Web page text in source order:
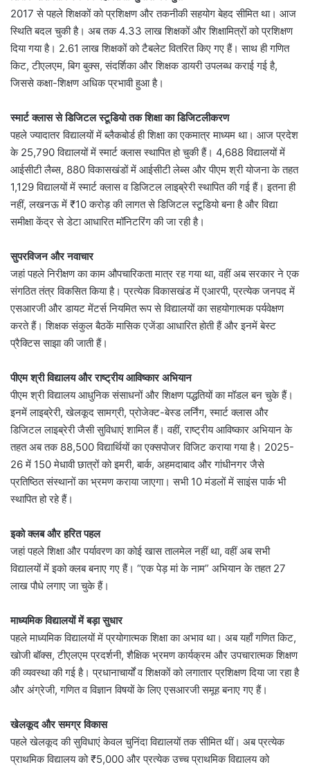
2017 से पहले शिक्षकों को प्रशिक्षण और तकनीकी सहयोग बेहद सीमित था। आज
स्थिति बदल चुकी है। अब तक 4.33 लाख शिक्षकों और शिक्षामित्रों को प्रशिक्षण
दिया गया है। 2.61 लाख शिक्षकों को टैबलेट वितरित किए गए हैं। साथ ही गणित
किट, टीएलएम, बिग बुक्स, संदर्शिका और शिक्षक डायरी उपलब्ध कराई गई है,
जिससे कक्षा-शिक्षण अधिक प्रभावी हुआ है।
स्मार्ट क्लास से डिजिटल स्टूडियो तक शिक्षा का डिजिटलीकरण
पहले ज्यादातर विद्यालयों में ब्लैकबोर्ड ही शिक्षा का एकमात्र माध्यम था। आज प्रदेश
के 25,790 विद्यालयों में स्मार्ट क्लास स्थापित हो चुकी हैं। 4,688 विद्यालयों में
आईसीटी लैब्स, 880 विकासखंडों में आईसीटी लेब्स और पीएम श्री योजना के तहत
1,129 विद्यालयों में स्मार्ट क्लास व डिजिटल लाइब्रेरी स्थापित की गई हैं। इतना ही
नहीं, लखनऊ में ₹10 करोड़ की लागत से डिजिटल स्टूडियो बना है और विद्या
समीक्षा केंद्र से डेटा आधारित मॉनिटरिंग की जा रही है।
सुपरविजन और नवाचार
जहां पहले निरीक्षण का काम औपचारिकता मात्र रह गया था, वहीं अब सरकार ने एक
संगठित तंत्र विकसित किया है। प्रत्येक विकासखंड में एआरपी, प्रत्येक जनपद में
एसआरजी और डायट मेंटर्स नियमित रूप से विद्यालयों का सहयोगात्मक पर्यवेक्षण
करते हैं। शिक्षक संकुल बैठकें मासिक एजेंडा आधारित होती हैं और इनमें बेस्ट
प्रैक्टिस साझा की जाती हैं।
पीएम श्री विद्यालय और राष्ट्रीय आविष्कार अभियान
पीएम श्री विद्यालय आधुनिक संसाधनों और शिक्षण पद्धतियों का मॉडल बन चुके हैं।
इनमें लाइब्रेरी, खेलकूद सामग्री, प्रोजेक्ट-बेस्ड लर्निंग, स्मार्ट क्लास और
डिजिटल लाइब्रेरी जैसी सुविधाएं शामिल हैं। वहीं, राष्ट्रीय आविष्कार अभियान के
तहत अब तक 88,500 विद्यार्थियों का एक्सपोजर विजिट कराया गया है। 2025-
26 में 150 मेधावी छात्रों को इमरी, बार्क, अहमदाबाद और गांधीनगर जैसे
प्रतिष्ठित संस्थानों का भ्रमण कराया जाएगा। सभी 10 मंडलों में साइंस पार्क भी
स्थापित हो रहे हैं।
इको क्लब और हरित पहल
जहां पहले शिक्षा और पर्यावरण का कोई खास तालमेल नहीं था, वहीं अब सभी
विद्यालयों में इको क्लब बनाए गए हैं। “एक पेड़ मां के नाम” अभियान के तहत 27
लाख पौधे लगाए जा चुके हैं।
माध्यमिक विद्यालयों में बड़ा सुधार
पहले माध्यमिक विद्यालयों में प्रयोगात्मक शिक्षा का अभाव था। अब यहाँ गणित किट,
खोजी बॉक्स, टीएलएम प्रदर्शनी, शैक्षिक भ्रमण कार्यक्रम और उपचारात्मक शिक्षण
की व्यवस्था की गई है। प्रधानाचार्यों व शिक्षकों को लगातार प्रशिक्षण दिया जा रहा है
और अंग्रेजी, गणित व विज्ञान विषयों के लिए एसआरजी समूह बनाए गए हैं।
खेलकूद और समग्र विकास
पहले खेलकूद की सुविधाएं केवल चुनिंदा विद्यालयों तक सीमित थीं। अब प्रत्येक
प्राथमिक विद्यालय को ₹5,000 और प्रत्येक उच्च प्राथमिक विद्यालय को